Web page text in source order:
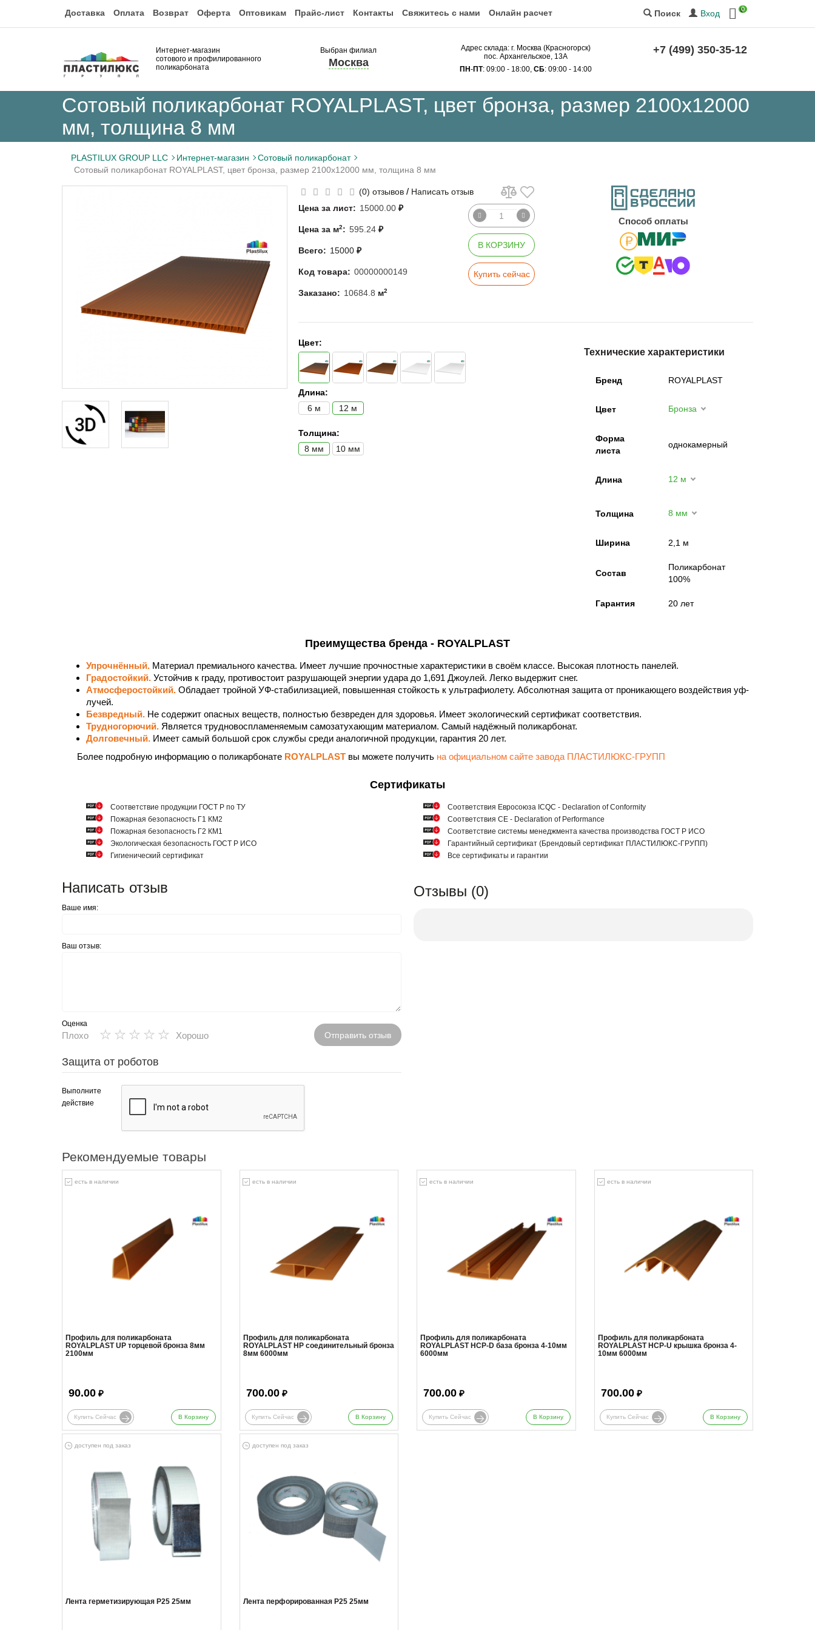
Доставка Оплата Возврат Оферта Оптовикам Прайс-лист Контакты Свяжитесь с нами Онлайн расчет Поиск Вход 0
Интернет-магазин
сотового и профилированного
поликарбоната
Выбран филиал
Москва
Адрес склада: г. Москва (Красногорск)
пос. Архангельское, 13А
ПН-ПТ: 09:00 - 18:00, СБ: 09:00 - 14:00
+7 (499) 350-35-12
Сотовый поликарбонат ROYALPLAST, цвет бронза, размер 2100x12000
мм, толщина 8 мм
PLASTILUX GROUP LLC Интернет-магазин
Сотовый поликарбонат
Сотовый поликарбонат ROYALPLAST, цвет бронза, размер 2100x12000 мм, толщина 8 мм
(0) отзывов / Написать отзыв
Цена за лист: 15000.00 ₽
Цена за м2: 595.24 ₽
Всего: 15000 ₽
Код товара: 00000000149
Заказано: 10684.8 м2
В КОРЗИНУ
Купить сейчас
Cпособ оплаты
Цвет:
Длина:
6 м
12 м
Толщина:
8 мм
10 мм
Технические характеристики
Бренд ROYALPLAST
Цвет Бронза
Форма
листа
однокамерный
Длина 12 м
Толщина 8 мм
Ширина 2,1 м
Состав
Поликарбонат
100%
Гарантия 20 лет
Преимущества бренда - ROYALPLAST
Упрочнённый. Материал премиального качества. Имеет лучшие прочностные характеристики в своём классе. Высокая плотность панелей.
Градостойкий. Устойчив к граду, противостоит разрушающей энергии удара до 1,691 Джоулей. Легко выдержит снег.
Атмосферостойкий. Обладает тройной УФ-стабилизацией, повышенная стойкость к ультрафиолету. Абсолютная защита от проникающего воздействия уф-
лучей.
Безвредный. Не содержит опасных веществ, полностью безвреден для здоровья. Имеет экологический сертификат соответствия.
Трудногорючий. Является трудновоспламеняемым самозатухающим материалом. Самый надёжный поликарбонат.
Долговечный. Имеет самый большой срок службы среди аналогичной продукции, гарантия 20 лет.
Более подробную информацию о поликарбонате ROYALPLAST вы можете получить на официальном сайте завода ПЛАСТИЛЮКС-ГРУПП
Сертификаты
Cоответствие продукции ГОСТ Р по ТУ
Пожарная безопасность Г1 КМ2
Пожарная безопасность Г2 КМ1
Экологическая безопасность ГОСТ Р ИСО
Гигиенический сертификат
Соответствия Евросоюза ICQC - Declaration of Conformity
Соответствия СЕ - Declaration of Performance
Соответствие системы менеджмента качества производства ГОСТ Р ИСО
Гарантийный сертификат (Брендовый сертификат ПЛАСТИЛЮКС-ГРУПП)
Все сертификаты и гарантии
Написать отзыв
Ваше имя:
Ваш отзыв:
Оценка
Плохо ★
★
★
★
★ Хорошо Отправить отзыв
Защита от роботов
Выполните
действие
Отзывы (0)
Рекомендуемые товары
есть в наличии
Профиль для поликарбоната
ROYALPLAST UP торцевой бронза 8мм
2100мм
90.00 ₽
Купить Сейчас В Корзину
есть в наличии
Профиль для поликарбоната
ROYALPLAST HP соединительный бронза
8мм 6000мм
700.00₽
Купить Сейчас В Корзину
есть в наличии
Профиль для поликарбоната
ROYALPLAST HCP-D база бронза 4-10мм
6000мм
700.00 ₽
Купить Сейчас В Корзину
есть в наличии
Профиль для поликарбоната
ROYALPLAST HCP-U крышка бронза 4-
10мм 6000мм
700.00₽
Купить Сейчас В Корзину
доступен под заказ
Лента герметизирующая Р25 25мм
доступен под заказ
Лента перфорированная Р25 25мм